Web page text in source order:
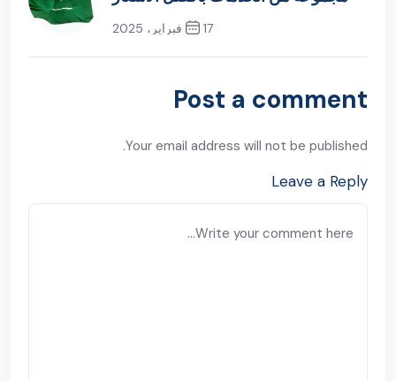
نقل الكفالة بسرعة
مجموعة من الخدمات بأفضل الأسعار
17 فبراير، 2025